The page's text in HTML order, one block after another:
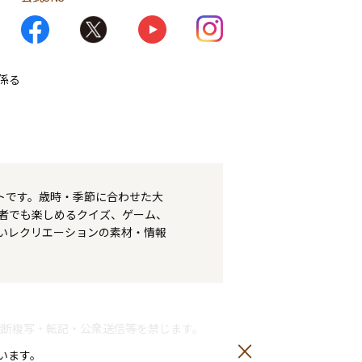
る
す。歳時・季節に合わせた大
も楽しめるクイズ、ゲーム、
レクリエーションの素材・情報
す。